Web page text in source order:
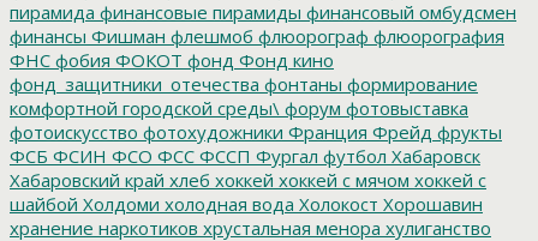
пирамида финансовые пирамиды финансовый омбудсмен
финансы Фишман флешмоб флюорограф флюорография
ФНС фобия ФОКОТ фонд Фонд кино
фонд_защитники_отечества фонтаны формирование
комфортной городской среды\ форум фотовыставка
фотоискусство фотохудожники Франция Фрейд фрукты
ФСБ ФСИН ФСО ФСС ФССП Фургал футбол Хабаровск
Хабаровский край хлеб хоккей хоккей с мячом хоккей с
шайбой Холдоми холодная вода Холокост Хорошавин
хранение наркотиков хрустальная менора хулиганство